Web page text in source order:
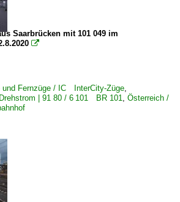
Weimar und Oßmannstedt
Saarbrücken mit 101 049 im

und Fernzüge / IC InterCity-Züge,
| 91 80 / 6 101 BR 101, Österreich /